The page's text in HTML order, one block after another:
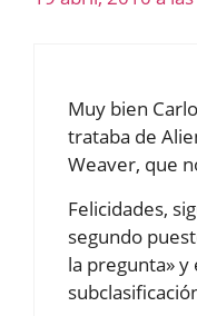
Muy bien
trataba de
Weaver, que
Felicidades,
segundo
la pregunta»